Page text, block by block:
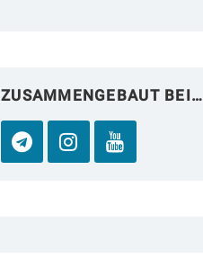
ZUSAMMENGEBAUT BEI…